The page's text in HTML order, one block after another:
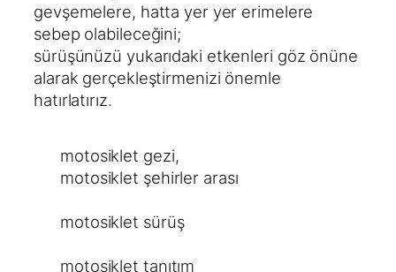
gevşemelere, hatta yer yer erimelere
sebep olabileceğini;
sürüşünüzü yukarıdaki etkenleri göz önüne
alarak gerçekleştirmenizi önemle
hatırlatırız.
motosiklet gezi,
motosiklet şehirler arası
motosiklet sürüş
motosiklet tanıtım